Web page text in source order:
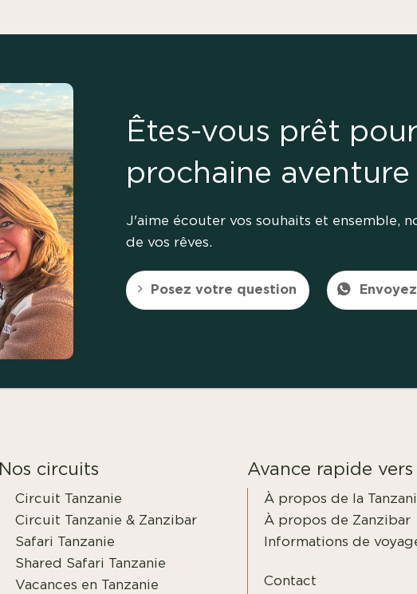
Êtes-vous prêt
prochaine aventure
J'aime écouter vos souhaits et ensemble,
de vos rêves.
Posez votre question
Nos circuits
Circuit Tanzanie
Circuit Tanzanie & Zanzibar
Safari Tanzanie
Shared Safari Tanzanie
Vacances en Tanzanie
Avance rapide vers
À propos de la
À propos de Zanzibar
Informations de
Contact